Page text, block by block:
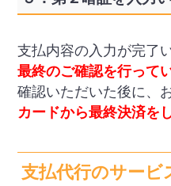
支払内容の入力が完了
最終のご確認を行って
確認いただいた後に、
カードから最終決済を
支払代行のサービ